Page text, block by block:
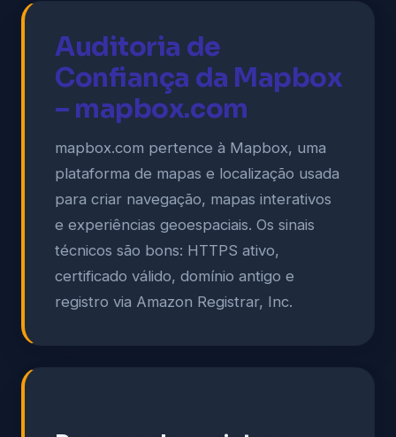
Auditoria de
Confiança da Mapbox
– mapbox.com
mapbox.com pertence à Mapbox, uma
plataforma de mapas e localização usada
para criar navegação, mapas interativos
e experiências geoespaciais. Os sinais
técnicos são bons: HTTPS ativo,
certificado válido, domínio antigo e
registro via Amazon Registrar, Inc.